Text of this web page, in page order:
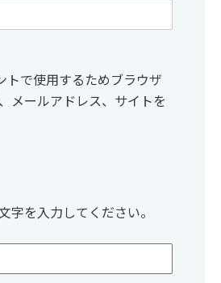
トで使用するためブラウザ
メールアドレス、サイトを
字を入力してください。